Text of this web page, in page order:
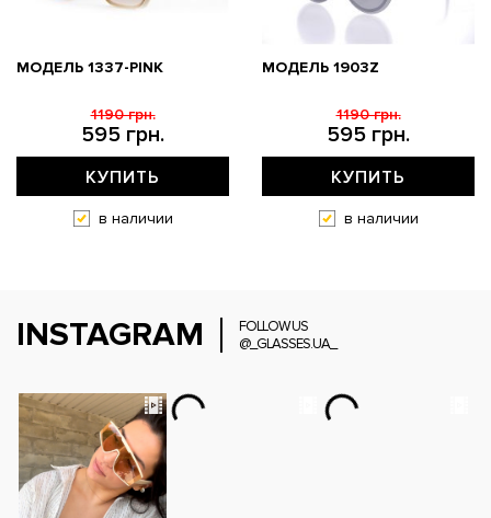
МОДЕЛЬ 1337-PINK
595 грн.
1190 грн.
КУПИТЬ
в наличии
МОДЕЛЬ 1903Z
595 грн.
1190 грн.
КУПИТЬ
в наличии
INSTAGRAM
FOLLOW US
@_GLASSES.UA_